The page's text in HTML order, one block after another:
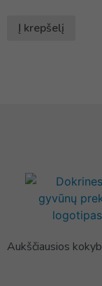
Į krepšelį
Aukščiausios